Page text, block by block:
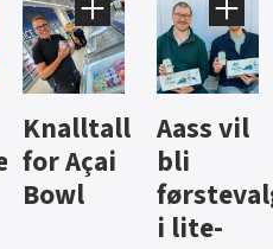
Brus og
jus fra
Berentsen
Hard
iste fra
Hansa